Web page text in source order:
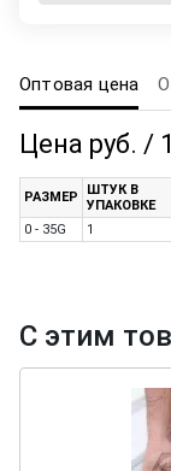
Оптовая цена
Цена руб. /
РАЗМЕР
ШТУК В
УПАКОВКЕ
0 - 35G
1
С этим